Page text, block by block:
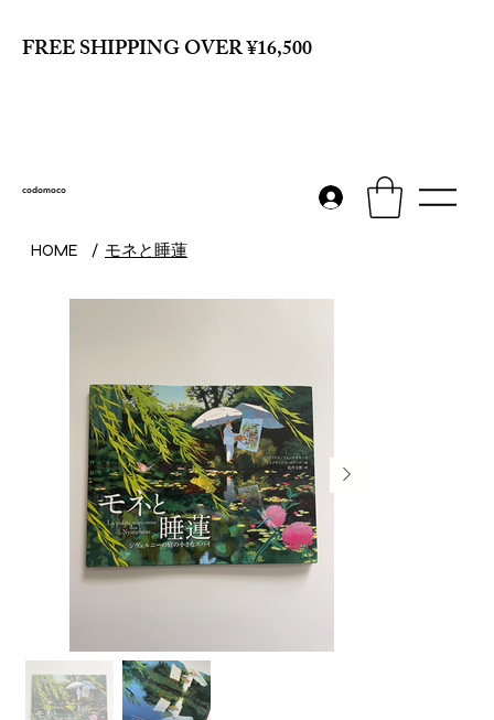
FREE SHIPPING OVER ¥16,500
codomoco
HOME / モネと睡蓮